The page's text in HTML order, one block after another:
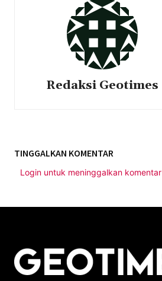
Redaksi Geotimes
TINGGALKAN KOMENTAR
Login untuk meninggalkan komentar